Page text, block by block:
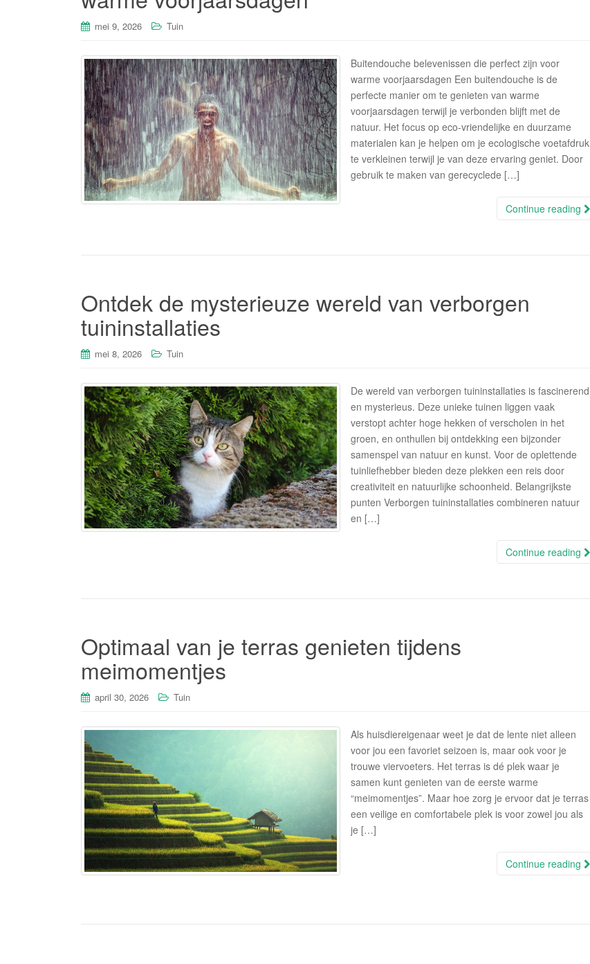
mei 9, 2026 Tuin
Buitendouche belevenissen die perfect zijn voor
warme voorjaarsdagen Een buitendouche is de
perfecte manier om te genieten van warme
voorjaarsdagen terwijl je verbonden blijft met de
natuur. Het focus op eco-vriendelijke en duurzame
materialen kan je helpen om je ecologische voetafdruk
te verkleinen terwijl je van deze ervaring geniet. Door
gebruik te maken van gerecyclede […]
Continue reading
Ontdek de mysterieuze wereld van verborgen
tuininstallaties
mei 8, 2026 Tuin
De wereld van verborgen tuininstallaties is fascinerend
en mysterieus. Deze unieke tuinen liggen vaak
verstopt achter hoge hekken of verscholen in het
groen, en onthullen bij ontdekking een bijzonder
samenspel van natuur en kunst. Voor de oplettende
tuinliefhebber bieden deze plekken een reis door
creativiteit en natuurlijke schoonheid. Belangrijkste
punten Verborgen tuininstallaties combineren natuur
en […]
Continue reading
Optimaal van je terras genieten tijdens
meimomentjes
april 30, 2026 Tuin
Als huisdiereigenaar weet je dat de lente niet alleen
voor jou een favoriet seizoen is, maar ook voor je
trouwe viervoeters. Het terras is dé plek waar je
samen kunt genieten van de eerste warme
“meimomentjes”. Maar hoe zorg je ervoor dat je terras
een veilige en comfortabele plek is voor zowel jou als
je […]
Continue reading